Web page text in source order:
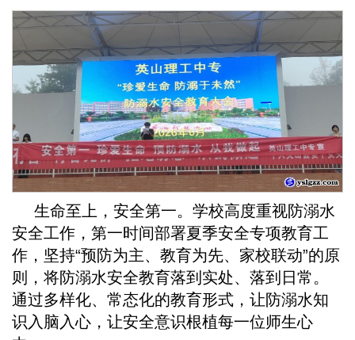
生命至上，安全第一。学校高度重视防溺水
安全工作，第一时间部署夏季安全专项教育工
作，坚持“预防为主、教育为先、家校联动”的原
则，将防溺水安全教育落到实处、落到日常。
通过多样化、常态化的教育形式，让防溺水知
识入脑入心，让安全意识根植每一位师生心